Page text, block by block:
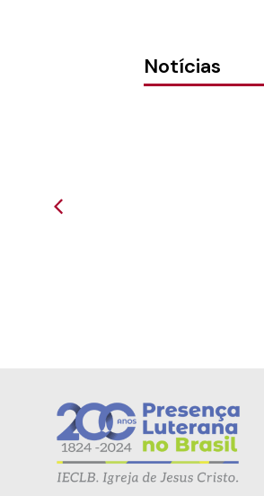
Notícias